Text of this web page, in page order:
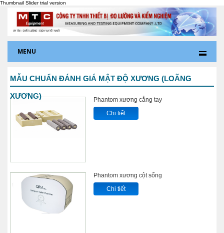
MENU
MẪU CHUẨN ĐÁNH GIÁ MẬT ĐỘ XƯƠNG (LOÃNG
XƯƠNG)
Phantom xương cẳng tay
Chi tiết
Phantom xương cột sống
Chi tiết